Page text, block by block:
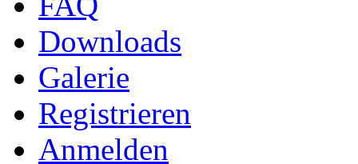
Downloads
Galerie
Registrieren
Anmelden